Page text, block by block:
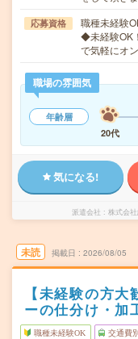
応募資格
職種未経験
◆未経験OK
で気軽にオ
職場の雰囲気
年齢層
20代
気になる!
派遣会社 株式会
未読 掲載日 2026/08/05
【未経験の方
ーの仕分け・加
職種未経験OK 交通費